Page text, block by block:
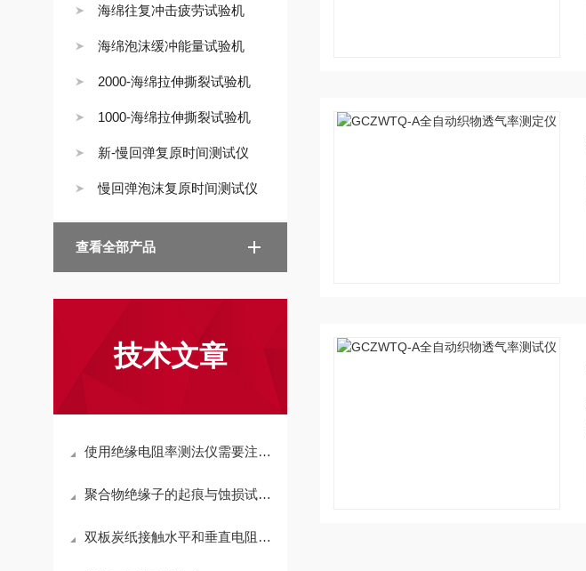
海绵往复冲击疲劳试验机
海绵泡沫缓冲能量试验机
2000-海绵拉伸撕裂试验机
1000-海绵拉伸撕裂试验机
新-慢回弹复原时间测试仪
慢回弹泡沫复原时间测试仪
查看全部产品
技术文章
使用绝缘电阻率测法仪需要注意哪些
聚合物绝缘子的起痕与蚀损试验和加速老化试验的不同
双板炭纸接触水平和垂直电阻测试方法